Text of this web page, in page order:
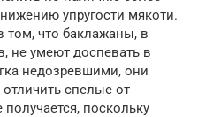
упругости мякоти.
том, что баклажаны, в
не умеют доспевать в
недозревшими, они
отличить спелые от
поскольку